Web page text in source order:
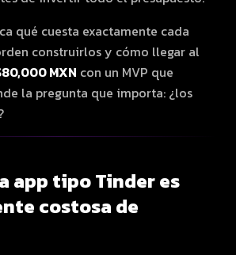
qué cuesta exactamente cada
construirlos y cómo llegar al
MXN con un MVP que
la pregunta que importa: ¿los
app tipo Tinder es
costosa de